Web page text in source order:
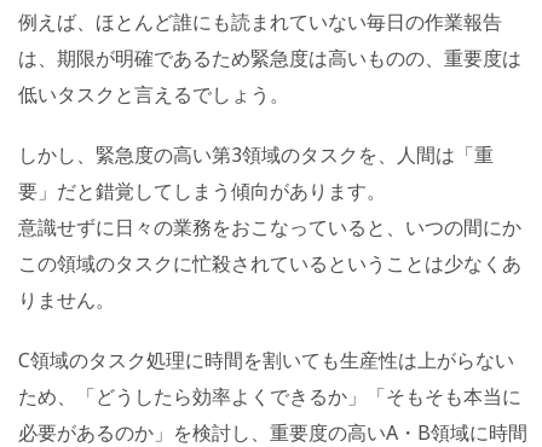
例えば、ほとんど誰にも読まれていない毎日の作業報告
は、期限が明確であるため緊急度は高いものの、重要度は
低いタスクと言えるでしょう。
しかし、緊急度の高い第3領域のタスクを、人間は「重
要」だと錯覚してしまう傾向があります。
意識せずに日々の業務をおこなっていると、いつの間にか
この領域のタスクに忙殺されているということは少なくあ
りません。
C領域のタスク処理に時間を割いても生産性は上がらない
ため、「どうしたら効率よくできるか」「そもそも本当に
必要があるのか」を検討し、重要度の高いA・B領域に時間